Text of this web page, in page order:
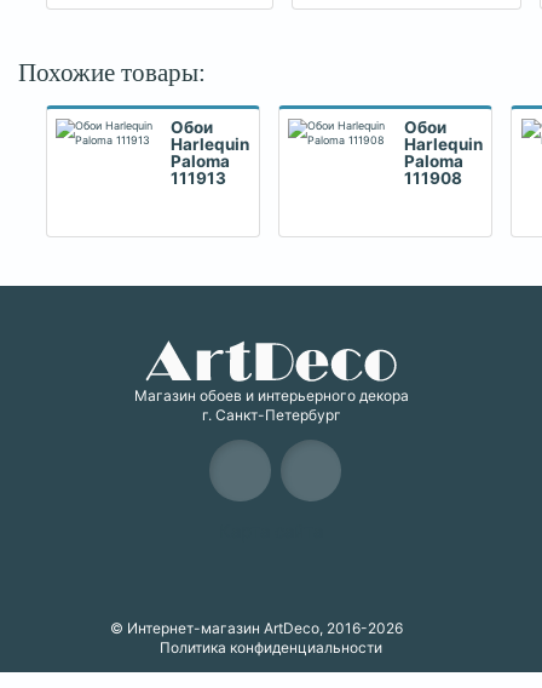
Похожие товары:
Обои
Harlequin
Paloma
111913
Обои
Harlequin
Paloma
111908
Магазин обоев и интерьерного декора
г. Санкт-Петербург
© Интернет-магазин ArtDeco, 2016-2026
Политика конфиденциальности